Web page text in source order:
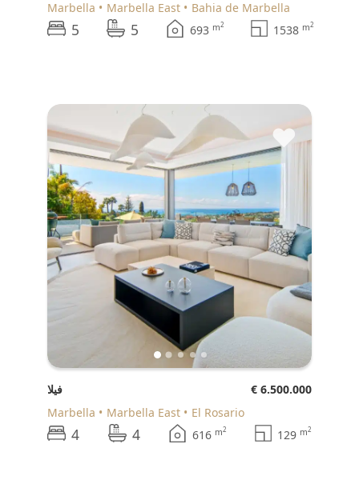
Marbella
Marbella East Bahia de Marbella
5 5 693 m2 1538 m2
♥
فيلا
€ 6.500.000
Marbella
Marbella East El Rosario
4 4 616 m2 129 m2